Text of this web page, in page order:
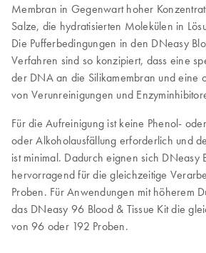
Membran in Gegenwart hoher
Salze, die hydratisierten Molekülen in
Die Pufferbedingungen in den DNeasy
Verfahren sind so konzipiert, dass eine
der DNA an die Silikamembran und eine
von Verunreinigungen und
Für die Aufreinigung ist keine Phenol-
oder Alkoholausfällung erforderlich und
ist minimal. Dadurch eignen sich DNeasy
hervorragend für die gleichzeitige
Proben. Für Anwendungen mit höherem
das DNeasy 96 Blood & Tissue Kit die
von 96 oder 192 Proben.